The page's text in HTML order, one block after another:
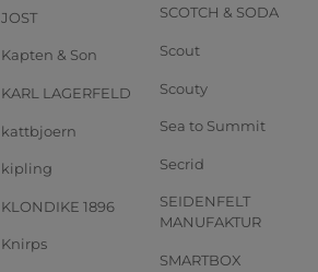
JOST
Kapten & Son
KARL LAGERFELD
kattbjoern
kipling
KLONDIKE 1896
Knirps
SCOTCH & SODA
Scout
Scouty
Sea to Summit
Secrid
SEIDENFELT
MANUFAKTUR
SMARTBOX